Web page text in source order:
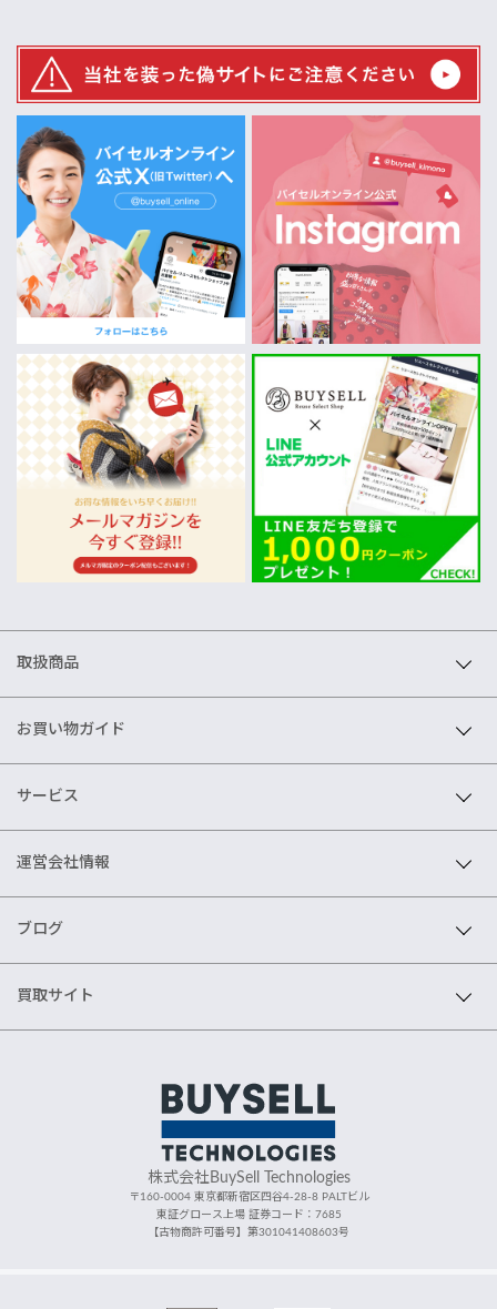
取扱商品
お買い物ガイド
サービス
運営会社情報
ブログ
買取サイト
株式会社BuySell Technologies
〒160-0004 東京都新宿区四谷4-28-8 PALTビル
東証グロース上場 証券コード：7685
【古物商許可番号】第301041408603号